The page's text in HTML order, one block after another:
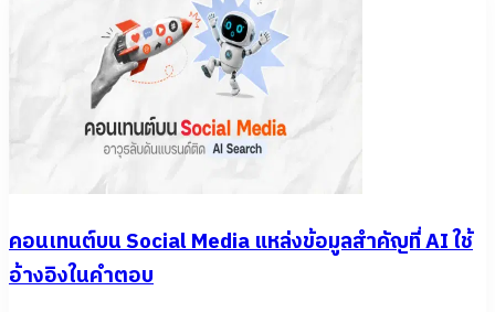
คอนเทนต์บน Social Media แหล่งข้อมูลสำคัญที่ AI ใช้
อ้างอิงในคำตอบ